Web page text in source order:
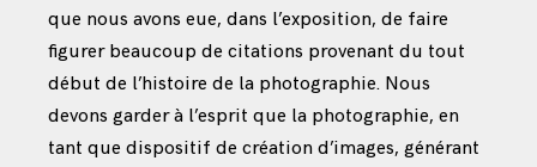
que nous avons eue, dans l’exposition, de faire
figurer beaucoup de citations provenant du tout
début de l’histoire de la photographie. Nous
devons garder à l’esprit que la photographie, en
tant que dispositif de création d’images, générant